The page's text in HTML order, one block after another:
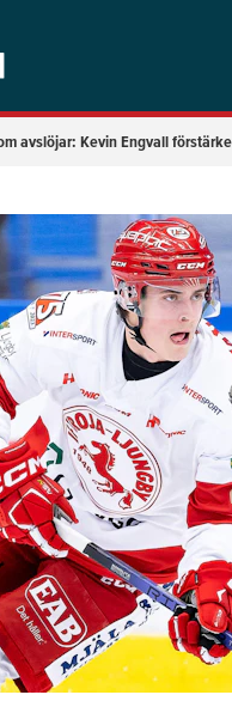
avslöjar: Kevin Engvall